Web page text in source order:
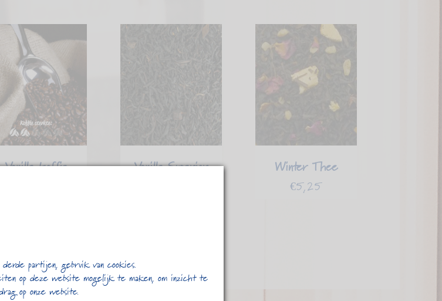
Vanille koffie Vanille Superior Winter Thee
€5,25
partijen, gebruik van cookies.
op deze website mogelijk te maken, om inzicht te
op onze website.